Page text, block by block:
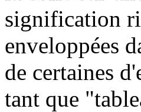
signification
enveloppées
de certaines
tant que